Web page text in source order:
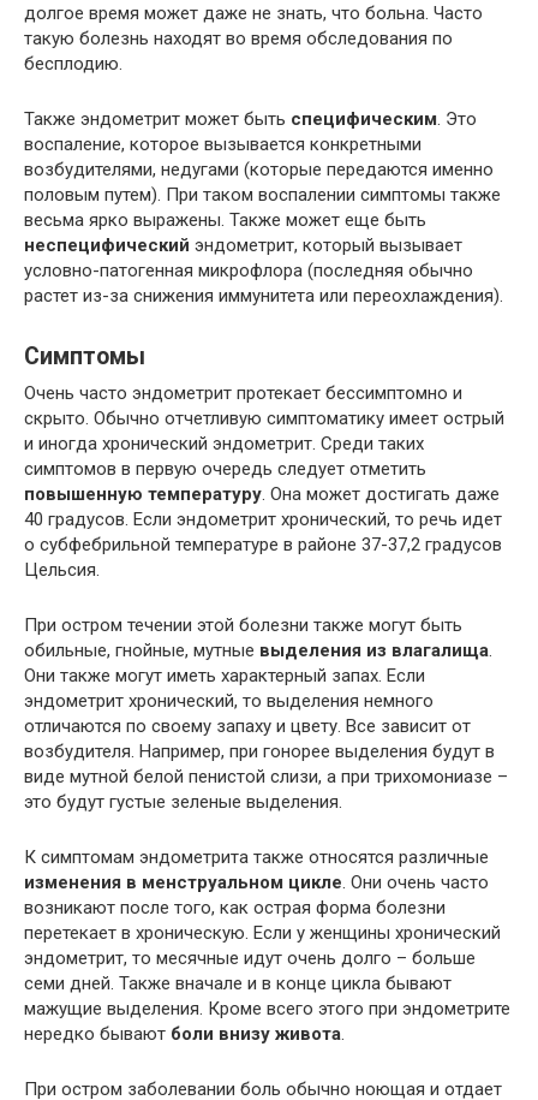
долгое время может даже не знать, что больна. Часто
такую болезнь находят во время обследования по
бесплодию.
Также эндометрит может быть специфическим . Это
воспаление, которое вызывается конкретными
возбудителями, недугами (которые передаются именно
половым путем). При таком воспалении симптомы также
весьма ярко выражены. Также может еще быть
неспецифический эндометрит, который вызывает
условно-патогенная микрофлора (последняя обычно
растет из-за снижения иммунитета или переохлаждения).
Симптомы
Очень часто эндометрит протекает бессимптомно и
скрыто. Обычно отчетливую симптоматику имеет острый
и иногда хронический эндометрит. Среди таких
симптомов в первую очередь следует отметить
повышенную температуру . Она может достигать даже
40 градусов. Если эндометрит хронический, то речь идет
о субфебрильной температуре в районе 37-37,2 градусов
Цельсия.
При остром течении этой болезни также могут быть
обильные, гнойные, мутные выделения из влагалища
Они также могут иметь характерный запах. Если
эндометрит хронический, то выделения немного
отличаются по своему запаху и цвету. Все зависит от
возбудителя. Например, при гонорее выделения будут в
виде мутной белой пенистой слизи, а при трихомониазе –
это будут густые зеленые выделения.
К симптомам эндометрита также относятся различные
изменения в менструальном цикле . Они очень часто
возникают после того, как острая форма болезни
перетекает в хроническую. Если у женщины хронический
эндометрит, то месячные идут очень долго – больше
семи дней. Также вначале и в конце цикла бывают
мажущие выделения. Кроме всего этого при эндометрите
нередко бывают боли внизу живота
При остром заболевании боль обычно ноющая и отдает